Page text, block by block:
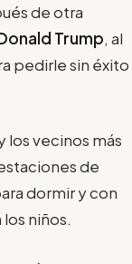
de otra
Trump, al
pedirle sin éxito
los vecinos más
de
dormir y con
niños.